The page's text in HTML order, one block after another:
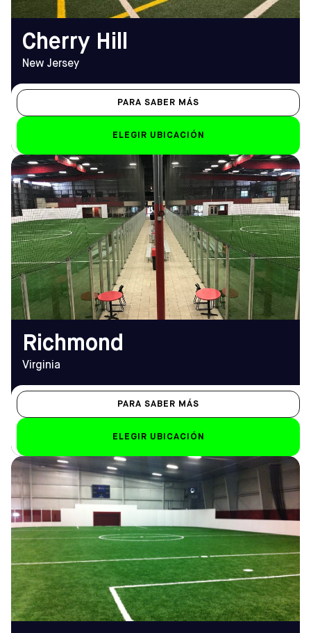
Cherry Hill
New Jersey
PARA SABER MÁS
ELEGIR UBICACIÓN
HORARIO DE
APERTURA
De lunes a viernes
10.00 h - 2.00 h
Sáb-Dom
Sáb: 8.30 h - 2 h; Dom:
13:00 - 20:00
DIRECCIÓN
2300 Oak Lake Blvd,
Midlothian, VA 23112
Cómo llegar
TELÉFONO
(804) 744-4600
EMAIL
richmond@sofive.com
Richmond
Virginia
PARA SABER MÁS
ELEGIR UBICACIÓN
HORARIO DE
APERTURA
De lunes a viernes
10.00 h - 12.00 h
Sáb-Dom
Sáb: 8.30 h - 12 h; Dom:
10:00 - 22:00
DIRECCIÓN
5600 Hillsborough St,
Raleigh, NC 27606
Cómo llegar
TELÉFONO
(919) 859-2997
EMAIL
raleigh@sofive.com